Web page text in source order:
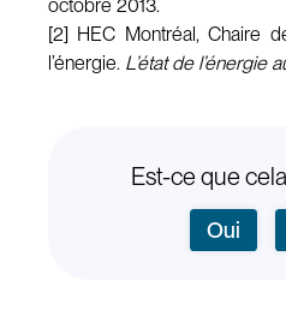
octobre 2013.
[2] HEC Montréal, Chaire
l’énergie. L’état de l’énergie
Est-ce que
Oui